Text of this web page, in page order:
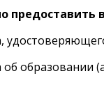
образовании